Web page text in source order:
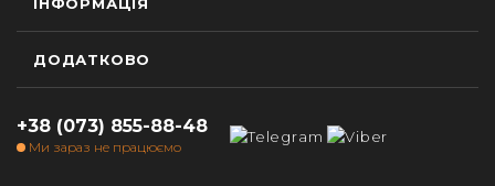
ДОДАТКОВО
+38 (073) 855-88-48
Ми зараз не працюємо